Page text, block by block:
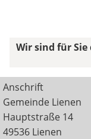
Wir sind für
Anschrift
Gemeinde Lienen
Hauptstraße 14
49536 Lienen